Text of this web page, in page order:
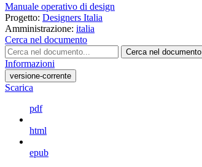
Manuale operativo di design
Progetto: Designers Italia
Amministrazione: italia
Cerca nel documento
Cerca nel documento
Informazioni
versione-corrente
Scarica
pdf
html
epub